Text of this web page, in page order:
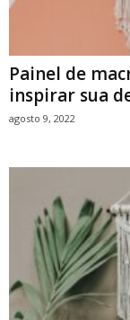
Painel de
inspirar sua
agosto 9, 2022